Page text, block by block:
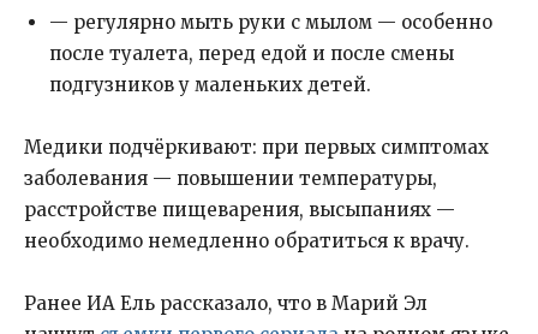
— регулярно мыть руки с мылом — особенно
после туалета, перед едой и после смены
подгузников у маленьких детей.
Медики подчёркивают: при первых симптомах
заболевания — повышении температуры,
расстройстве пищеварения, высыпаниях —
необходимо немедленно обратиться к врачу.
Ранее ИА Ель рассказало, что в Марий Эл